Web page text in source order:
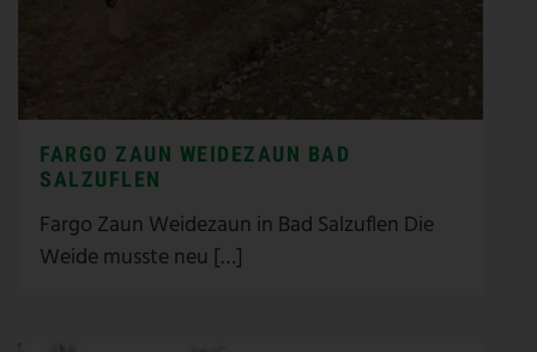
FARGO ZAUN WEIDEZAUN BAD
SALZUFLEN
Fargo Zaun Weidezaun in Bad Salzuflen Die
Weide musste neu […]